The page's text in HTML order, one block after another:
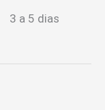
3 a 5 dias